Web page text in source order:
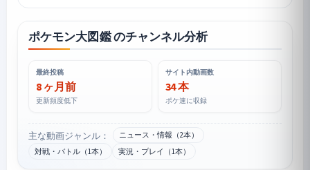
ポケモン大図鑑 のチャンネル分析
最終投稿
8 ヶ月前
更新頻度低下
サイト内動画数
34 本
ポケ速に収録
主な動画ジャンル：
ニュース・情報（2本）
対戦・バトル（1本）
実況・プレイ（1本）